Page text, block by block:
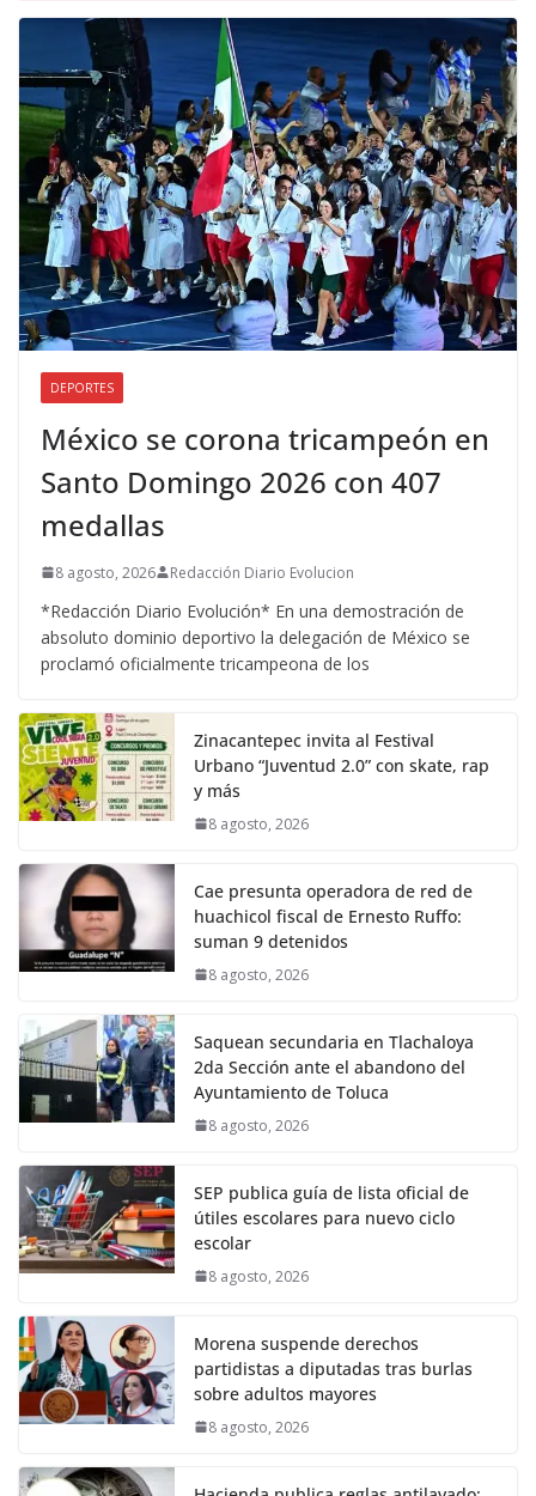
DEPORTES
México se corona tricampeón en
Santo Domingo 2026 con 407
medallas
8 agosto, 2026 Redacción Diario Evolucion
*Redacción Diario Evolución* En una demostración de
absoluto dominio deportivo la delegación de México se
proclamó oficialmente tricampeona de los
Zinacantepec invita al Festival
Urbano “Juventud 2.0” con skate, rap
y más
8 agosto, 2026
Cae presunta operadora de red de
huachicol fiscal de Ernesto Ruffo:
suman 9 detenidos
8 agosto, 2026
Saquean secundaria en Tlachaloya
2da Sección ante el abandono del
Ayuntamiento de Toluca
8 agosto, 2026
SEP publica guía de lista oficial de
útiles escolares para nuevo ciclo
escolar
8 agosto, 2026
Morena suspende derechos
partidistas a diputadas tras burlas
sobre adultos mayores
8 agosto, 2026